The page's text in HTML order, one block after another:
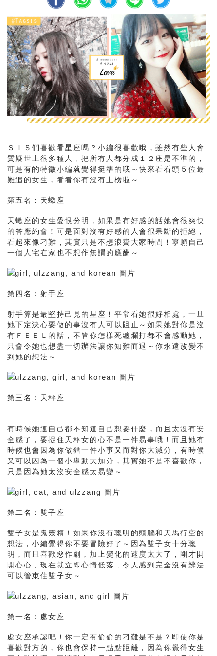
ＳＩＳ們喜歡看星座嗎？小編很喜歡哦，雖然有些人會
質疑世上很多種人，把所有人都分成１２座是不準的，
可是有的特徵小編就覺得挺準的哦～快來看看頭５位最
難追的女生，看看你有沒有上榜啦～
第五名：天蠍座
天蠍座的女生愛恨分明，如果是有好感的話她會很爽快
的答應約會！可是面對沒有好感的人會很果斷的拒絕，
看起來像刁難，其實只是不想浪費大家時間！寧願自己
一個人宅在家也不想作無謂的應酬～
第四名：射手座
射手算是最堅持己見的星座！平常看她很好相處，一旦
她下定決心要做的事沒有人可以阻止～如果她對你是沒
有ＦＥＥＬ的話，不管你怎樣死纏爛打都不會感動她，
只會令她也想盡一切辦法讓你知難而退～你永遠改變不
到她的想法～
第三名：天秤座
有時候她運自己都不知道自己想要什麼，而且太沒有安
全感了，要捉住天秤女的心不是一件易事哦！而且她有
時候也會因為你做錯一件小事又而對你大減分，有時候
又可以因為一個小舉動大加分，其實她不是不喜歡你，
只是因為她太沒安全感太易變～
第二名：雙子座
雙子女是鬼靈精！如果你沒有聰明的頭腦和天馬行空的
想法，小編覺得你不要冒險好了～因為雙子女十分聰
明，而且喜歡惡作劇，加上變化的速度太大了，剛才開
開心心，現在就立即心情低落，令人感到完全沒有辨法
可以管束住雙子女～
第一名：處女座
處女座承認吧！你一定有偷偷的刁難是不是？即使你是
喜歡對方的，你也會保持一點點距離，因為你覺得女生